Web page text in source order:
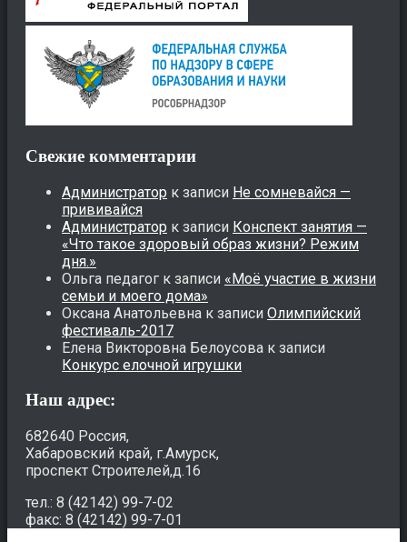
Свежие комментарии
Администратор к записи Не сомневайся —
прививайся
Администратор к записи Конспект занятия —
«Что такое здоровый образ жизни? Режим
дня.»
Ольга педагог к записи «Моё участие в жизни
семьи и моего дома»
Оксана Анатольевна к записи Олимпийский
фестиваль-2017
Елена Викторовна Белоусова к записи
Конкурс елочной игрушки
Наш адрес:
682640 Россия,
Хабаровский край, г.Амурск,
проспект Строителей,д.16
тел.: 8 (42142) 99-7-02
факс: 8 (42142) 99-7-01